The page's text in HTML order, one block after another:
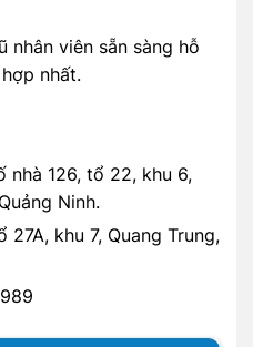
nhân viên sẵn sàng hỗ
nhất.
nhà 126, tổ 22, khu 6,
Ninh.
27A, khu 7, Quang Trung,